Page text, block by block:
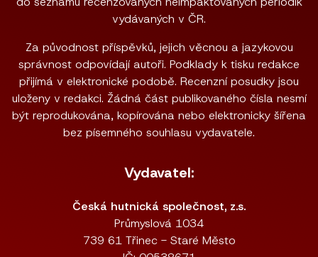
vydávaných v ČR.
Za původnost příspěvků, jejich věcnou a jazykovou
správnost odpovídají autoři. Podklady k tisku redakce
přijímá v elektronické podobě. Recenzní posudky jsou
uloženy v redakci. Žádná část publikovaného čísla nesmí
být reprodukována, kopírována nebo elektronicky šířena
bez písemného souhlasu vydavatele.
Vydavatel:
Česká hutnická společnost, z.s.
Průmyslová 1034
739 61 Třinec - Staré Město